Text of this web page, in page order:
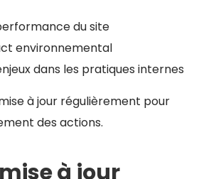
du site
environnemental
dans les pratiques internes
à jour régulièrement pour
des actions.
à jour